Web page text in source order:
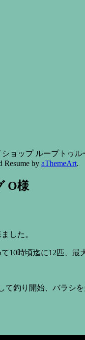
ショップ ループトゥル
Resume by aThemeArt.
O様
した。
10時頃迄に12匹、最
釣り開始、バラシ